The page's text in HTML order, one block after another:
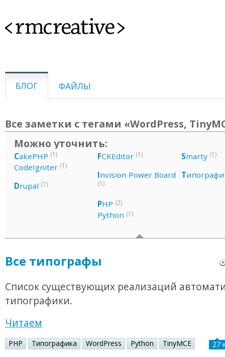
<rmcreative>
БЛОГ ФАЙЛЫ
Все заметки с тегами «WordPress,
Можно уточнить:
CakePHP (1)
CodeIgniter (1)
Drupal (1)
FCKEditor (1)
Invision Power Board
(1)
PHP (2)
Python (1)
Smarty (1)
Т
Все типографы
Список существующих реализаций
типографики.
Читаем
PHP Типографика WordPress Python TinyMCE 27